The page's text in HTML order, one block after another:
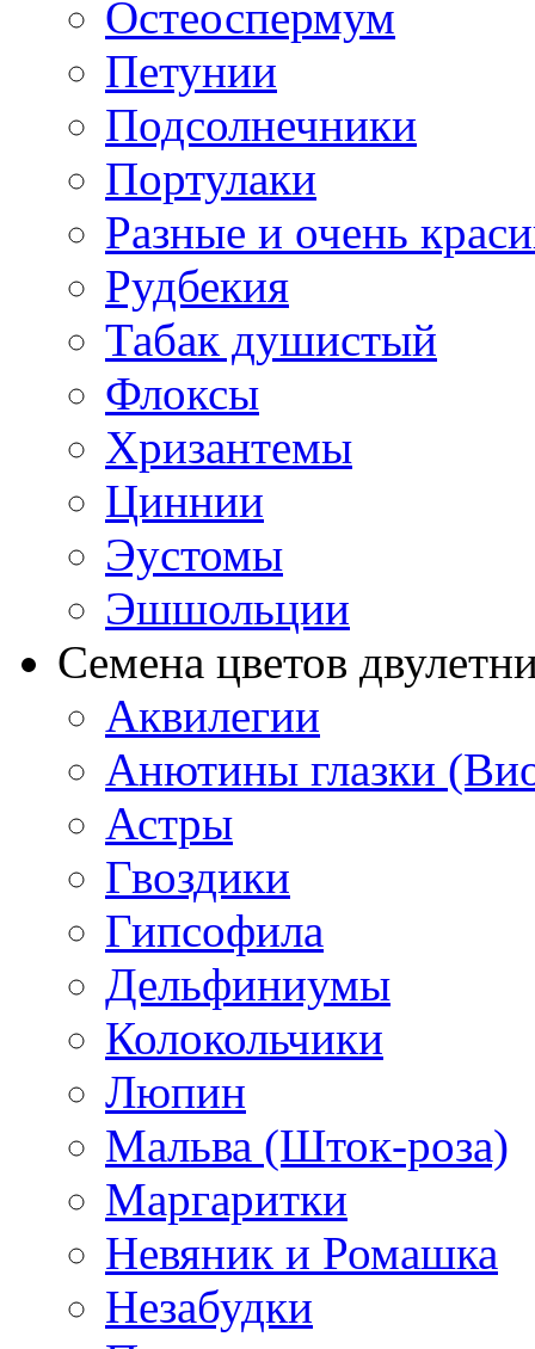
Остеоспермум
Петунии
Подсолнечники
Портулаки
Разные и очень
Рудбекия
Табак душистый
Флоксы
Хризантемы
Циннии
Эустомы
Эшшольции
Семена цветов
Аквилегии
Анютины глазки
Астры
Гвоздики
Гипсофила
Дельфиниумы
Колокольчики
Люпин
Мальва (Шток-роза)
Маргаритки
Невяник и Ромашка
Незабудки